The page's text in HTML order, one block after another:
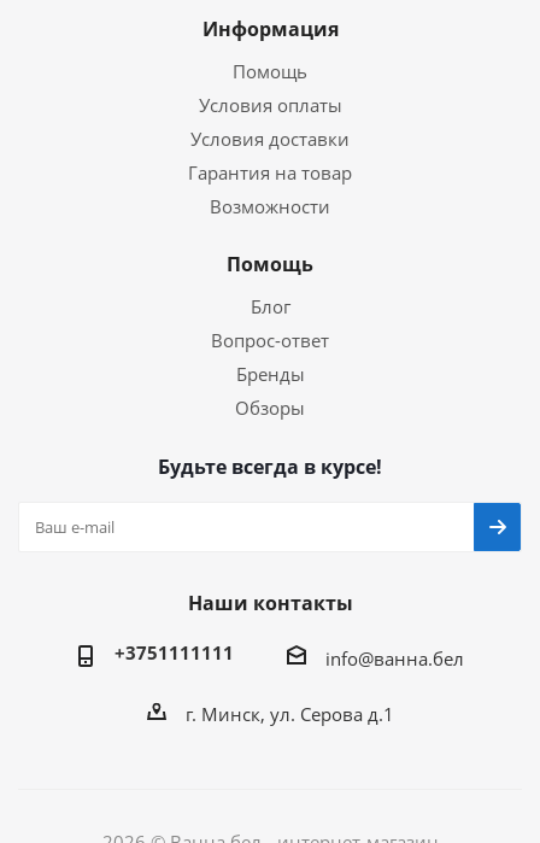
Информация
Помощь
Условия оплаты
Условия доставки
Гарантия на товар
Возможности
Помощь
Блог
Вопрос-ответ
Бренды
Обзоры
Будьте всегда в курсе!
Наши контакты
+3751111111 info@ванна.бел
г. Минск, ул. Серова д.1